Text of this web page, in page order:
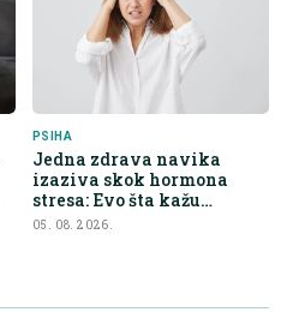
PSIHA
Jedna zdrava navika
izaziva skok hormona
stresa: Evo šta kažu
endokrinolozi
05. 08. 2026.